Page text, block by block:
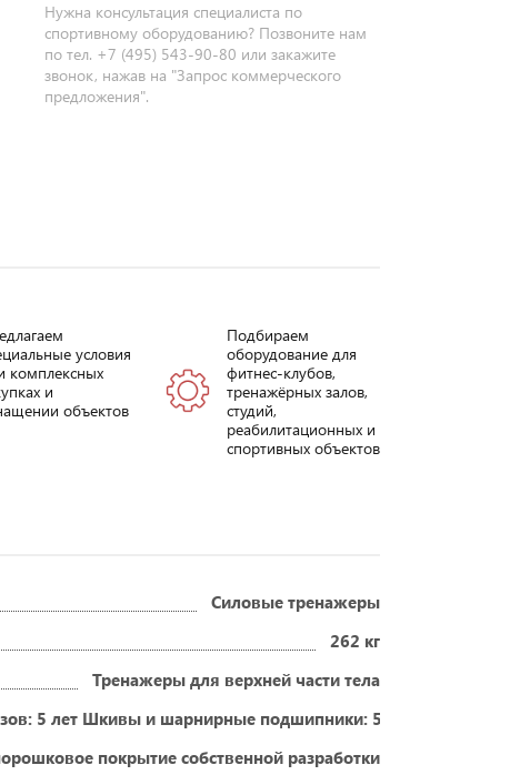
Нужна консультация специалиста по
спортивному оборудованию? Позвоните нам
по тел. +7 (495) 543-90-80 или закажите
звонок, нажав на "Запрос коммерческого
предложения".
условия
комплексных
и
объектов
Подбираем
оборудование для
фитнес-клубов,
тренажёрных залов,
студий,
реабилитационных и
спортивных объектов
Силовые тренажеры
262 кг
Тренажеры для верхней части тела
5 лет Шкивы и шарнирные подшипники: 5 лет Другие
покрытие собственной разработки